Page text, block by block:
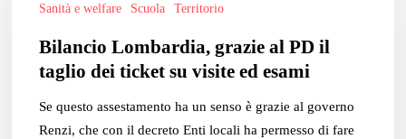
taglio
Sanità e welfare Scuola Territorio
Bilancio Lombardia, grazie al PD il
taglio dei ticket su visite ed esami
Se questo assestamento ha un senso è grazie al governo
Renzi, che con il decreto Enti locali ha permesso di fare